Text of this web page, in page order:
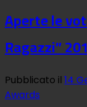
Aperte le
Ragazzi”
Pubblicato il 14
Awards